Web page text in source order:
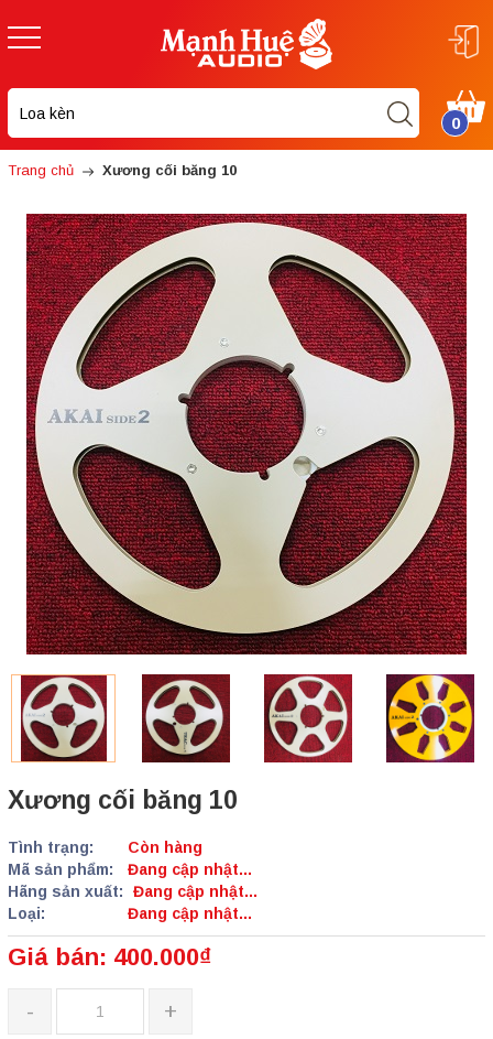
0
Trang chủ Xương cối băng 10
Xương cối băng 10
Tình trạng:
Còn hàng
Mã sản phẩm:
Đang cập nhật...
Hãng sản xuất:
Đang cập nhật...
Loại:
Đang cập nhật...
Giá bán: 400.000₫
- +